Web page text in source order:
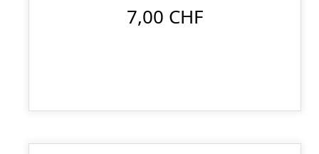
7,00 CHF